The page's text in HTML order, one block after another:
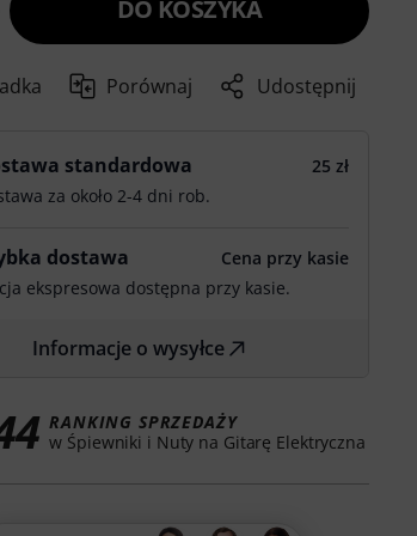
DO KOSZYKA
Porównaj Udostępnij
standardowa
25 zł
za około 2-4 dni rob.
dostawa
Cena przy kasie
ekspresowa dostępna przy kasie.
Informacje o wysyłce
RANKING SPRZEDAŻY
w Śpiewniki i Nuty na Gitarę Elektryczna